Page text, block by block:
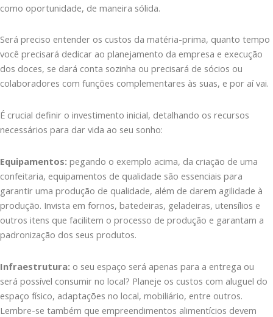
como oportunidade, de maneira sólida.
Será preciso entender os custos da matéria-prima, quanto tempo
você precisará dedicar ao planejamento da empresa e execução
dos doces, se dará conta sozinha ou precisará de sócios ou
colaboradores com funções complementares às suas, e por aí vai.
É crucial definir o investimento inicial, detalhando os recursos
necessários para dar vida ao seu sonho:
Equipamentos: pegando o exemplo acima, da criação de uma
confeitaria, equipamentos de qualidade são essenciais para
garantir uma produção de qualidade, além de darem agilidade à
produção. Invista em fornos, batedeiras, geladeiras, utensílios e
outros itens que facilitem o processo de produção e garantam a
padronização dos seus produtos.
Infraestrutura: o seu espaço será apenas para a entrega ou
será possível consumir no local? Planeje os custos com aluguel do
espaço físico, adaptações no local, mobiliário, entre outros.
Lembre-se também que empreendimentos alimentícios devem